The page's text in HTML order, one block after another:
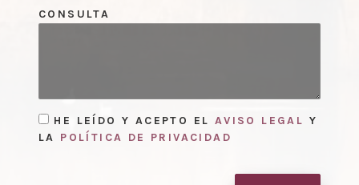
CONSULTA
HE LEÍDO Y ACEPTO EL AVISO LEGAL Y
LA POLÍTICA DE PRIVACIDAD